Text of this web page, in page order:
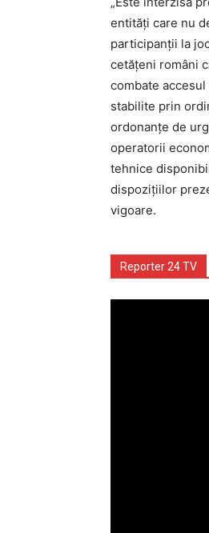
entităţi care nu
participanţii la
cetăţeni români
combate
stabilite prin
ordonanţe de
operatorii
tehnice
dispoziţiilor
vigoare.
Reporter 24 TV